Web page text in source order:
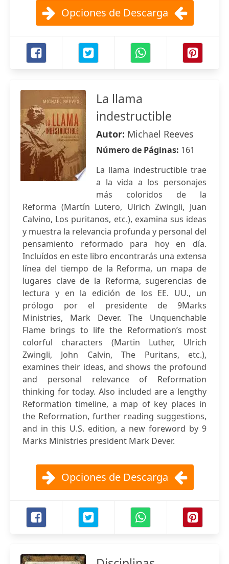
Opciones de Descarga
La llama
indestructible
Autor: Michael Reeves
Número de Páginas: 161
La llama indestructible trae
a la vida a los personajes
más coloridos de la
Reforma (Martín Lutero, Ulrich Zwingli, Juan
Calvino, Los puritanos, etc.), examina sus ideas
y muestra la relevancia profunda y personal del
pensamiento reformado para hoy en día.
Incluídos en este libro encontrarás una extensa
línea del tiempo de la Reforma, un mapa de
lugares clave de la Reforma, sugerencias de
lectura y en la edición de los EE. UU., un
prólogo por el presidente de 9Marks
Ministries, Mark Dever. The Unquenchable
Flame brings to life the Reformation’s most
colorful characters (Martin Luther, Ulrich
Zwingli, John Calvin, The Puritans, etc.),
examines their ideas, and shows the profound
and personal relevance of Reformation
thinking for today. Also included are a lengthy
Reformation timeline, a map of key places in
the Reformation, further reading suggestions,
and in this U.S. edition, a new foreword by 9
Marks Ministries president Mark Dever.
Opciones de Descarga